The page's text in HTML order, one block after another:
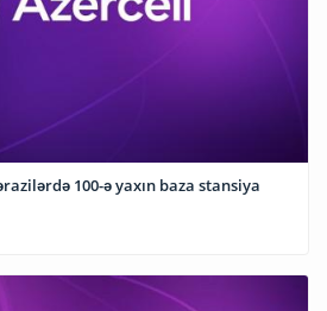
100-ə yaxın baza stansiya